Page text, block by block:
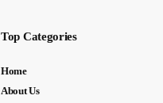
Top Categories
Home
About Us